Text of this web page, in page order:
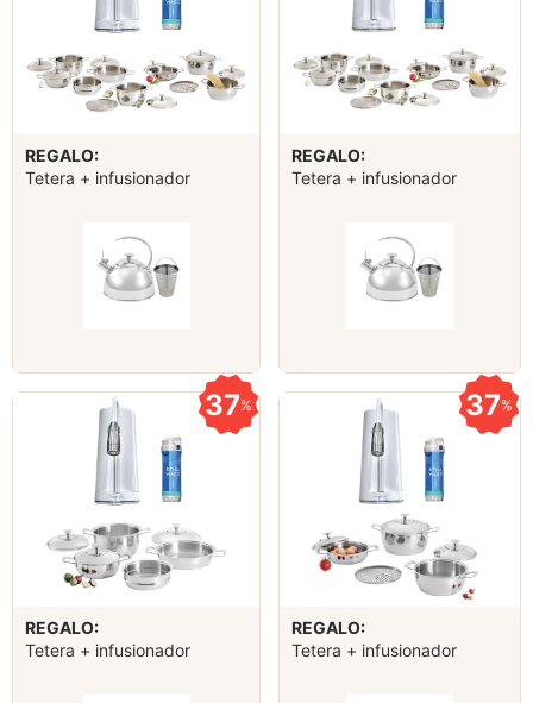
REGALO:
Tetera + infusionador
REGALO:
Tetera + infusionador
37%
REGALO:
Tetera + infusionador
37%
REGALO:
Tetera + infusionador